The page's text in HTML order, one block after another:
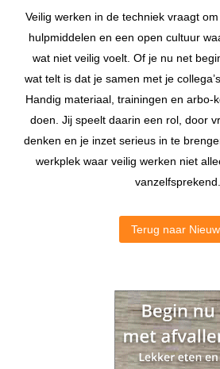
Veilig werken in de techniek vraagt
hulpmiddelen en een open cultuur
wat niet veilig voelt. Of je nu net
wat telt is dat je samen met je
Handig materiaal, trainingen en arbo-
doen. Jij speelt daarin een rol, door
denken en je inzet serieus in te
werkplek waar veilig werken niet
vanzelfsprekend.
Terug naar